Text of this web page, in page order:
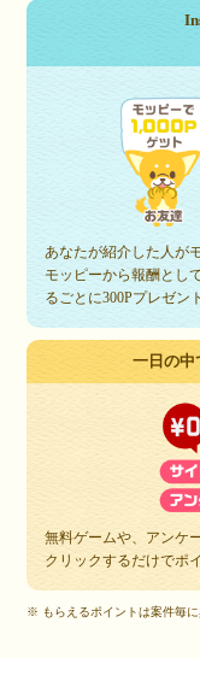
あなたが紹介した人が
モッピーから報酬とし
るごとに300Pプレゼン
一日の中
無料ゲームや、アンケ
クリックするだけでポ
※ もらえるポイントは案件毎に